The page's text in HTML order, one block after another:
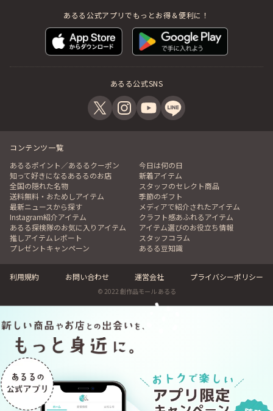
あるる公式アプリでもっとお得＆便利に！
あるる公式SNS
コンテンツ一覧
あるるポイント／あるるクーポン
今日は何の日
知って好きになるあるるのお店
新着アイテム
全国の隠れた名物
スタッフのセレクト商品
送料無料・おためしアイテム
季節のギフト
最新ニュースから探す
メディアで紹介されたアイテム
Instagram紹介アイテム
クラフト感あふれるアイテム
あるる探検隊のお気に入りアイテム
アイテム選びのお役立ち情報
推しアイテムレポート
スタッフコラム
プレゼントキャンペーン
あるる豆知識
利用規約 お問い合わせ 運営会社 プライバシーポリシー
© 2022 創作品モール あるる